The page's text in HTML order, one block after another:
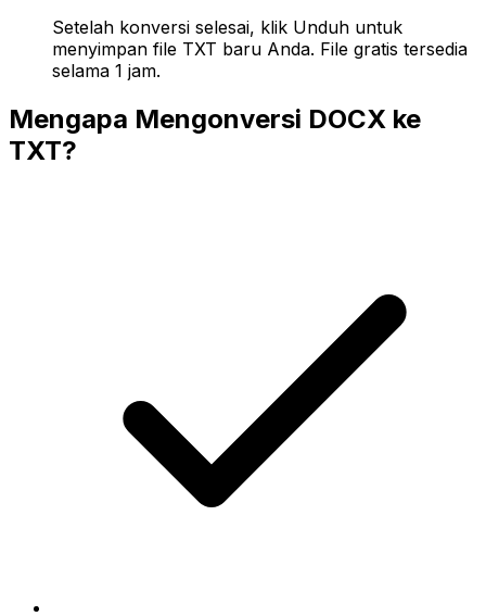
Setelah konversi selesai, klik Unduh untuk
menyimpan file TXT baru Anda. File gratis tersedia
selama 1 jam.
Mengapa Mengonversi DOCX ke
TXT?